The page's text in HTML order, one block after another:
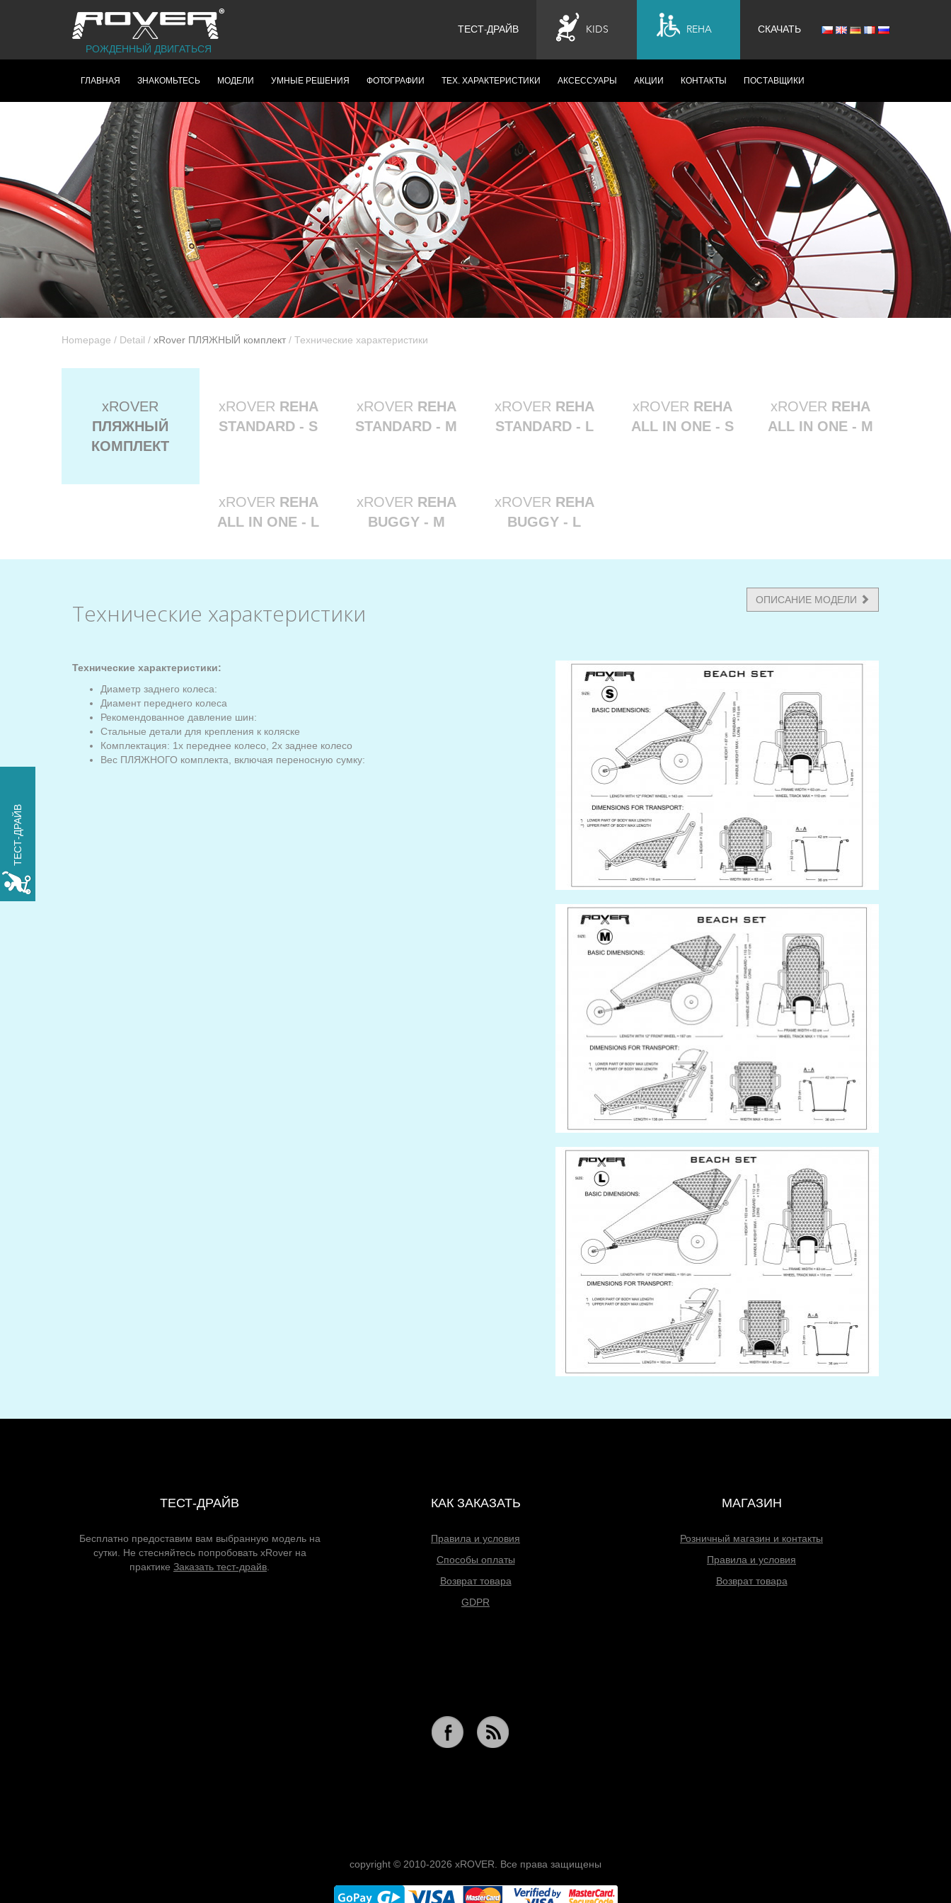
РОЖДЕННЫЙ ДВИГАТЬСЯ
ТЕСТ-ДРАЙВ KIDS REHA СКАЧАТЬ
ГЛАВНАЯ ЗНАКОМЬТЕСЬ МОДЕЛИ УМНЫЕ РЕШЕНИЯ ФОТОГРАФИИ ТЕХ. ХАРАКТЕРИСТИКИ АКСЕССУАРЫ АКЦИИ КОНТАКТЫ ПОСТАВЩИКИ
Homepage / Detail / xRover ПЛЯЖНЫЙ комплект / Технические характеристики
xROVER
ПЛЯЖНЫЙ
КОМПЛЕКТ
xROVER REHA
STANDARD - S
xROVER REHA
STANDARD - M
xROVER REHA
STANDARD - L
xROVER REHA
ALL IN ONE - S
xROVER REHA
ALL IN ONE - M
xROVER REHA
ALL IN ONE - L
xROVER REHA
BUGGY - M
xROVER REHA
BUGGY - L
ОПИСАНИЕ МОДЕЛИ
Технические характеристики
Технические характеристики:
Диаметр заднего колеса:
Диамент переднего колеса
Рекомендованное давление шин:
Стальные детали для крепления к коляске
Комплектация: 1x переднее колесо, 2x заднее колесо
Вес ПЛЯЖНОГО комплекта, включая переносную сумку:
ТЕСТ-ДРАЙВ
Бесплатно предоставим вам выбранную модель на
сутки. Не стесняйтесь попробовать xRover на
практике Заказать тест-драйв
КАК ЗАКАЗАТЬ
Правила и условия
Способы оплаты
Возврат товара
GDPR
МАГАЗИН
Розничный магазин и контакты
Правила и условия
Возврат товара
copyright © 2010-2026 xROVER. Все права защищены
ТЕСТ-ДРАЙВ